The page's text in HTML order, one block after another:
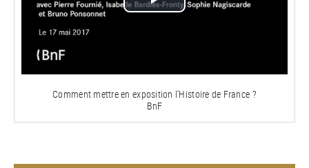
Lire
vidéo
Comment mettre en exposition l'Histoire de France ?
BnF